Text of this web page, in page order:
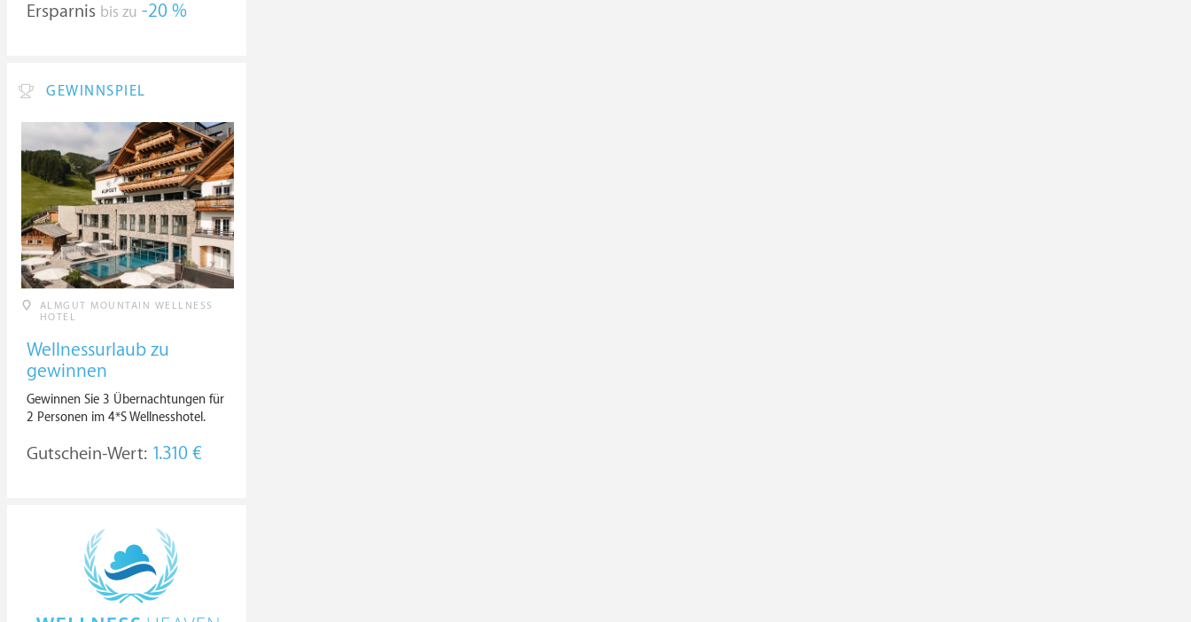
Ersparnis bis zu -20 %
GEWINNSPIEL
ALMGUT MOUNTAIN WELLNESS
HOTEL
Wellnessurlaub zu
gewinnen
Gewinnen Sie 3 Übernachtungen für
2 Personen im 4*S Wellnesshotel.
Gutschein-Wert: 1.310 €